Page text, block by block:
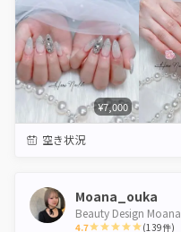
¥7,000
空き状況
Moana_ouka
Beauty Design Moana
4.7 (139件)